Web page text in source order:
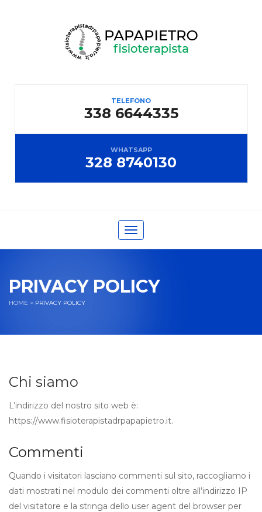
TELEFONO
338 6644335
WHATSAPP
328 8740130
Toggle
navigation
PRIVACY POLICY
HOME > PRIVACY POLICY
Chi siamo
L’indirizzo del nostro sito web è:
https://www.fisioterapistadrpapapietro.it.
Commenti
Quando i visitatori lasciano commenti sul sito, raccogliamo i
dati mostrati nel modulo dei commenti oltre all’indirizzo IP
del visitatore e la stringa dello user agent del browser per